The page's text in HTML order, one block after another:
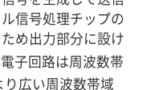
信号処理チップの
め出力部分に設け
子回路は周波数帯
広い周波数帯域